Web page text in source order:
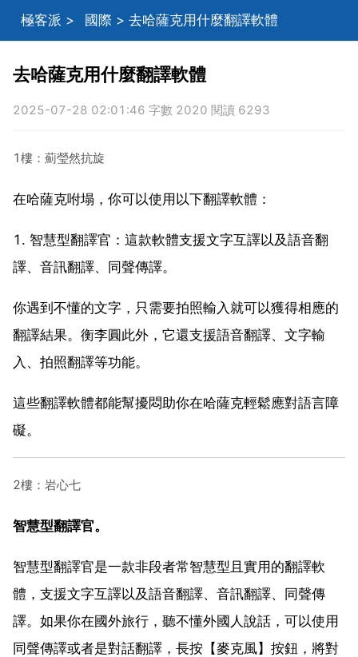
極客派 > 國際 > 去哈薩克用什麼翻譯軟體
去哈薩克用什麼翻譯軟體
2025-07-28 02:01:46 字數 2020 閱讀 6293
1樓：薊瑩然抗旋
在哈薩克咐塌，你可以使用以下翻譯軟體：
1. 智慧型翻譯官：這款軟體支援文字互譯以及語音翻
譯、音訊翻譯、同聲傳譯。
你遇到不懂的文字，只需要拍照輸入就可以獲得相應的
翻譯結果。衡李圓此外，它還支援語音翻譯、文字輸
入、拍照翻譯等功能。
這些翻譯軟體都能幫擾悶助你在哈薩克輕鬆應對語言障
礙。
2樓：岩心七
智慧型翻譯官。
智慧型翻譯官是一款非段者常智慧型且實用的翻譯軟
體，支援文字互譯以及語音翻譯、音訊翻譯、同聲傳
譯。如果你在國外旅行，聽不懂外國人說話，可以使用
同聲傳譯或者是對話翻譯，長按【麥克風】按鈕，將對